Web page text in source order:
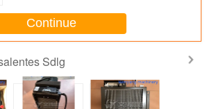
Continue
Sdlg